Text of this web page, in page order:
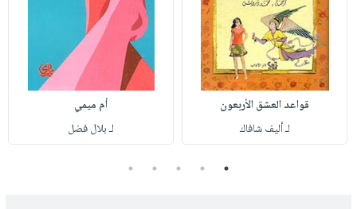
قواعد العشق الأربعون
لـ أليف شافاك
أم ميمي
لـ بلال فضل
1
2
3
4
5